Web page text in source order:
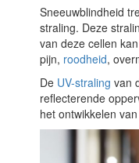
Sneeuwblindheid
straling. Deze
van deze cellen
pijn, roodheid,
De UV-straling van
reflecterende
het ontwikkelen